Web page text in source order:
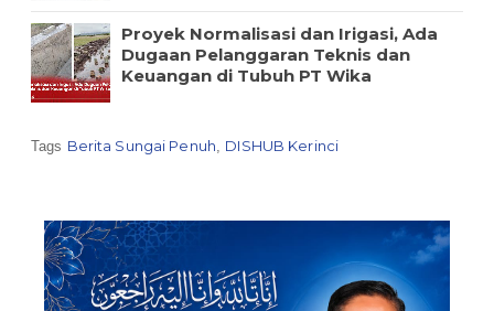
Proyek Normalisasi dan Irigasi, Ada
Dugaan Pelanggaran Teknis dan
Keuangan di Tubuh PT Wika
Tags Berita Sungai Penuh DISHUB Kerinci